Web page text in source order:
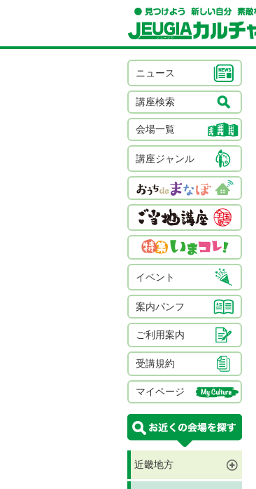
ニュース
講座検索
会場一覧
講座ジャンル
イベント
案内パンフ
ご利用案内
受講規約
マイページ
近畿地方